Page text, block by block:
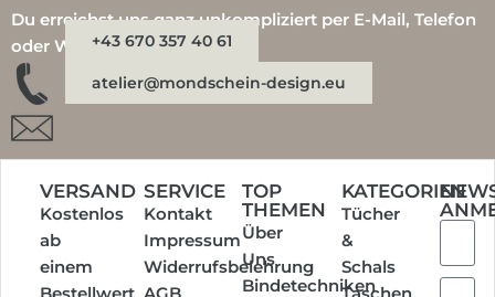
Du erreichst uns ganz unkompliziert per E-Mail, Telefon
oder WhatsApp:+43 670 357 40 61
atelier@mondschein-design.eu
VERSAND
Kostenlos
ab
einem
SERVICE
Kontakt
Impressum
Widerrufsbelehrung
TOP
THEMEN
Über
Uns
Bindetechniken
KATEGORIEN
Tücher
&
Schals